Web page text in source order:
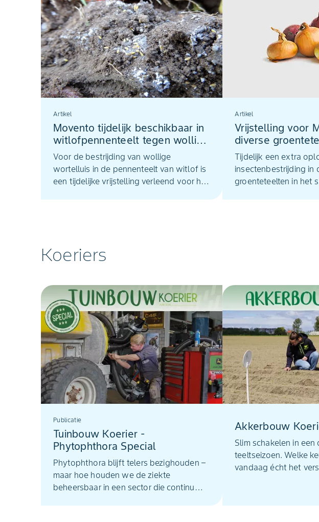
Artikel
Movento tijdelijk beschikbaar in
witlofpennenteelt tegen wollige
wortelluis
Voor de bestrijding van wollige
wortelluis in de pennenteelt van witlof is
een tijdelijke vrijstelling verleend voor het
Artikel
Vrijstelling voor
diverse
Tijdelijk een extra
insectenbestrijding in
groenteteelten in het
Koeriers
Publicatie
Tuinbouw Koerier -
Phytophthora Special
Phytophthora blijft telers bezighouden –
maar hoe houden we de ziekte
beheersbaar in een sector die continu
Akkerbouw
Slim schakelen in een
teeltseizoen. Welke
vandaag écht het
inzichten – van